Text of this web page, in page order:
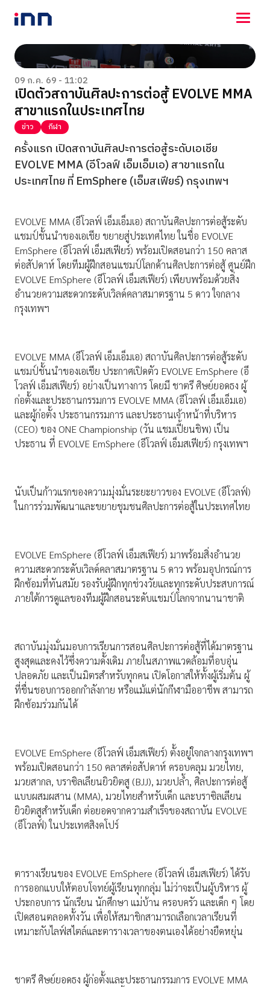
NEWS
ENTERTAINMENT
LIFESTYLE
HOROSCOPE
LOTTERY
VIDEO
ร่วมด้วยช่วยกัน
09 ก.ค. 69 - 11:02
เปิดตัวสถาบันศิลปะการต่อสู้ EVOLVE MMA
สาขาแรกในประเทศไทย
ข่าว กีฬา
ครั้งแรก เปิดสถาบันศิลปะการต่อสู้ระดับเอเชีย
EVOLVE MMA (อีโวลฟ์ เอ็มเอ็มเอ) สาขาแรกใน
ประเทศไทย ที่ EmSphere (เอ็มสเฟียร์) กรุงเทพฯ
EVOLVE MMA (อีโวลฟ์ เอ็มเอ็มเอ) สถาบันศิลปะการต่อสู้ระดับ
แชมป์ชั้นนำของเอเชีย ขยายสู่ประเทศไทย ในชื่อ EVOLVE
EmSphere (อีโวลฟ์ เอ็มสเฟียร์) พร้อมเปิดสอนกว่า 150 คลาส
ต่อสัปดาห์ โดยทีมผู้ฝึกสอนแชมป์โลกด้านศิลปะการต่อสู้ ศูนย์ฝึก
EVOLVE EmSphere (อีโวลฟ์ เอ็มสเฟียร์) เพียบพร้อมด้วยสิ่ง
อำนวยความสะดวกระดับเวิลด์คลาสมาตรฐาน 5 ดาว ใจกลาง
กรุงเทพฯ
EVOLVE MMA (อีโวลฟ์ เอ็มเอ็มเอ) สถาบันศิลปะการต่อสู้ระดับ
แชมป์ชั้นนำของเอเชีย ประกาศเปิดตัว EVOLVE EmSphere (อี
โวลฟ์ เอ็มสเฟียร์) อย่างเป็นทางการ โดยมี ชาตรี ศิษย์ยอดธง ผู้
ก่อตั้งและประธานกรรมการ EVOLVE MMA (อีโวลฟ์ เอ็มเอ็มเอ)
และผู้ก่อตั้ง ประธานกรรมการ และประธานเจ้าหน้าที่บริหาร
(CEO) ของ ONE Championship (วัน แชมเปี้ยนชิพ) เป็น
ประธาน ที่ EVOLVE EmSphere (อีโวลฟ์ เอ็มสเฟียร์) กรุงเทพฯ
นับเป็นก้าวแรกของความมุ่งมั่นระยะยาวของ EVOLVE (อีโวลฟ์)
ในการร่วมพัฒนาและขยายชุมชนศิลปะการต่อสู้ในประเทศไทย
EVOLVE EmSphere (อีโวลฟ์ เอ็มสเฟียร์) มาพร้อมสิ่งอำนวย
ความสะดวกระดับเวิลด์คลาสมาตรฐาน 5 ดาว พร้อมอุปกรณ์การ
ฝึกซ้อมที่ทันสมัย รองรับผู้ฝึกทุกช่วงวัยและทุกระดับประสบการณ์
ภายใต้การดูแลของทีมผู้ฝึกสอนระดับแชมป์โลกจากนานาชาติ
สถาบันมุ่งมั่นมอบการเรียนการสอนศิลปะการต่อสู้ที่ได้มาตรฐาน
สูงสุดและคงไว้ซึ่งความดั้งเดิม ภายในสภาพแวดล้อมที่อบอุ่น
ปลอดภัย และเป็นมิตรสำหรับทุกคน เปิดโอกาสให้ทั้งผู้เริ่มต้น ผู้
ที่ชื่นชอบการออกกำลังกาย หรือแม้แต่นักกีฬามืออาชีพ สามารถ
ฝึกซ้อมร่วมกันได้
EVOLVE EmSphere (อีโวลฟ์ เอ็มสเฟียร์) ตั้งอยู่ใจกลางกรุงเทพฯ
พร้อมเปิดสอนกว่า 150 คลาสต่อสัปดาห์ ครอบคลุม มวยไทย,
มวยสากล, บราซิลเลียนยิวยิตสู (BJJ), มวยปล้ำ, ศิลปะการต่อสู้
แบบผสมผสาน (MMA), มวยไทยสำหรับเด็ก และบราซิลเลียน
ยิวยิตสูสำหรับเด็ก ต่อยอดจากความสำเร็จของสถาบัน EVOLVE
(อีโวลฟ์) ในประเทศสิงคโปร์
ตารางเรียนของ EVOLVE EmSphere (อีโวลฟ์ เอ็มสเฟียร์) ได้รับ
การออกแบบให้ตอบโจทย์ผู้เรียนทุกกลุ่ม ไม่ว่าจะเป็นผู้บริหาร ผู้
ประกอบการ นักเรียน นักศึกษา แม่บ้าน ครอบครัว และเด็ก ๆ โดย
เปิดสอนตลอดทั้งวัน เพื่อให้สมาชิกสามารถเลือกเวลาเรียนที่
เหมาะกับไลฟ์สไตล์และตารางเวลาของตนเองได้อย่างยืดหยุ่น
ชาตรี ศิษย์ยอดธง ผู้ก่อตั้งและประธานกรรมการ EVOLVE MMA